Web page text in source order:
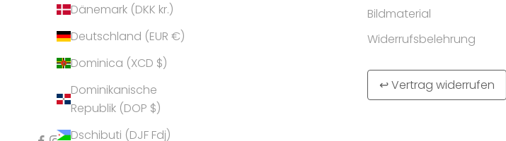
Dänemark (DKK kr.)
Deutschland (EUR €)
Dominica (XCD $)
Dominikanische
Republik (DOP $)
Dschibuti (DJF Fdj)
Bildmaterial
Widerrufsbelehrung
↩ Vertrag widerrufen